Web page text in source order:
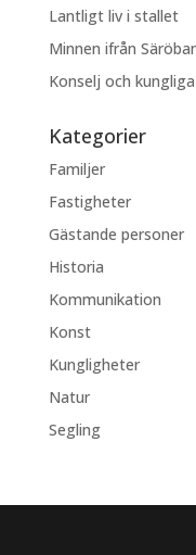
Lantligt liv i stallet
Minnen ifrån
Konselj och
Kategorier
Familjer
Fastigheter
Gästande personer
Historia
Kommunikation
Konst
Kungligheter
Natur
Segling